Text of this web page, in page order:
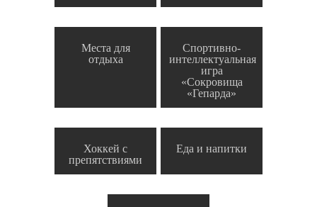
Места для
отдыха
Спортивно-
интеллектуальная
игра
«Сокровища
«Гепарда»
Хоккей с
препятствиями
Еда и напитки